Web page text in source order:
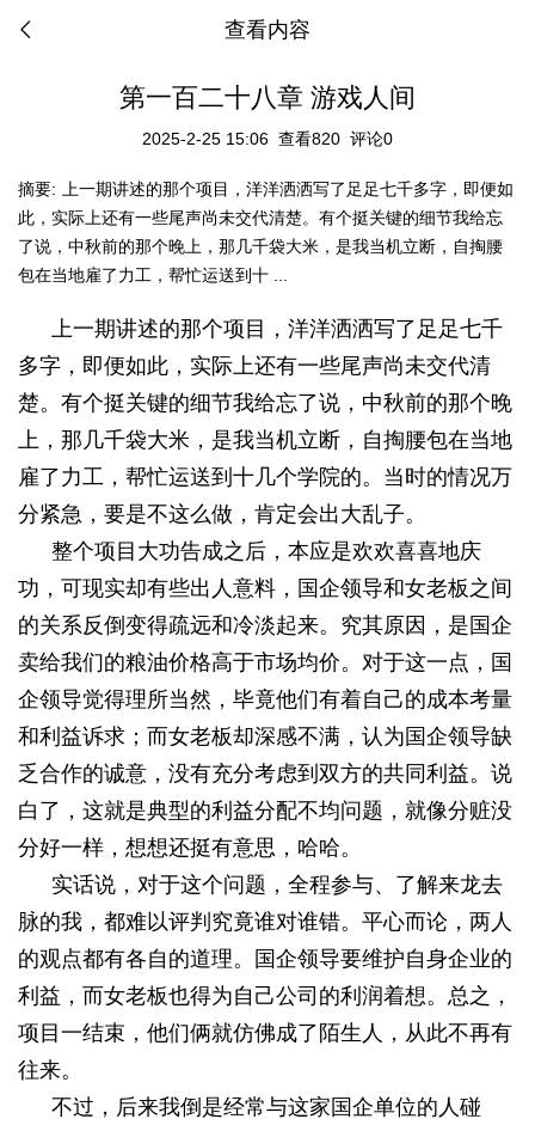
查看内容
第一百二十八章 游戏人间
2025-2-25 15:06 查看820 评论0
摘要:
上一期讲述的那个项目，洋洋洒洒写了足足七千多字，即便如
此，实际上还有一些尾声尚未交代清楚。有个挺关键的细节我给忘
了说，中秋前的那个晚上，那几千袋大米，是我当机立断，自掏腰
包在当地雇了力工，帮忙运送到十 ...
上一期讲述的那个项目，洋洋洒洒写了足足七千
多字，即便如此，实际上还有一些尾声尚未交代清
楚。有个挺关键的细节我给忘了说，中秋前的那个晚
上，那几千袋大米，是我当机立断，自掏腰包在当地
雇了力工，帮忙运送到十几个学院的。当时的情况万
分紧急，要是不这么做，肯定会出大乱子。
整个项目大功告成之后，本应是欢欢喜喜地庆
功，可现实却有些出人意料，国企领导和女老板之间
的关系反倒变得疏远和冷淡起来。究其原因，是国企
卖给我们的粮油价格高于市场均价。对于这一点，国
企领导觉得理所当然，毕竟他们有着自己的成本考量
和利益诉求；而女老板却深感不满，认为国企领导缺
乏合作的诚意，没有充分考虑到双方的共同利益。说
白了，这就是典型的利益分配不均问题，就像分赃没
分好一样，想想还挺有意思，哈哈。
实话说，对于这个问题，全程参与、了解来龙去
脉的我，都难以评判究竟谁对谁错。平心而论，两人
的观点都有各自的道理。国企领导要维护自身企业的
利益，而女老板也得为自己公司的利润着想。总之，
项目一结束，他们俩就仿佛成了陌生人，从此不再有
往来。
不过，后来我倒是经常与这家国企单位的人碰